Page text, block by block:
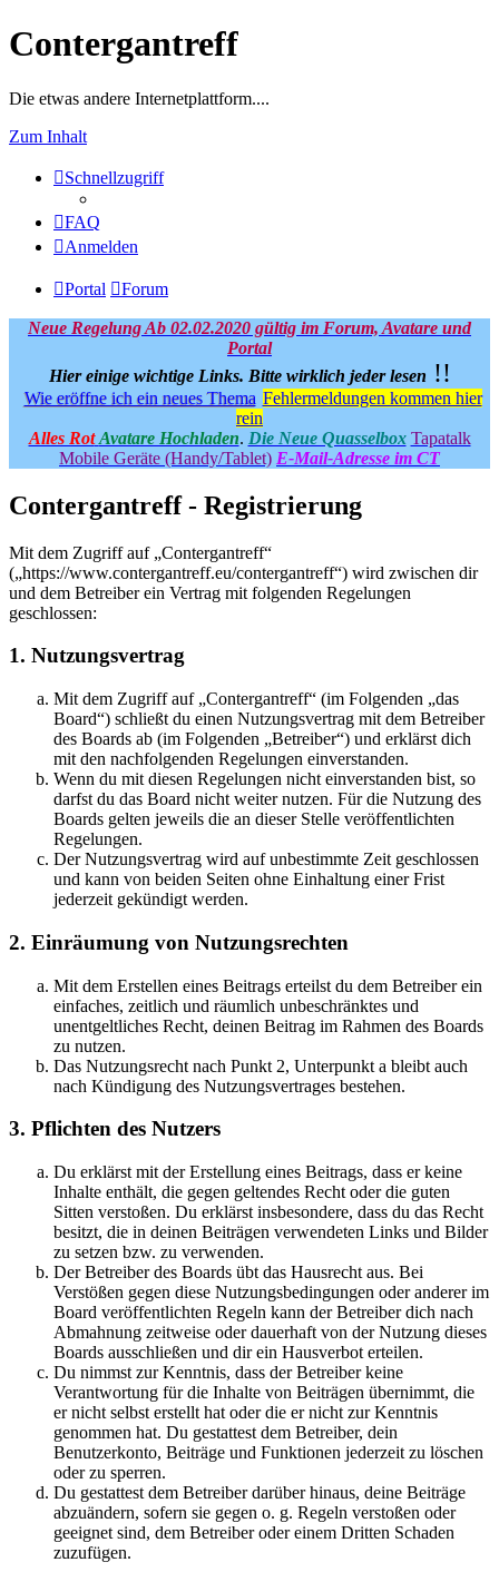
Contergantreff
Die etwas andere Internetplattform....
Zum Inhalt
Schnellzugriff
FAQ
Anmelden
Portal Forum
Neue Regelung Ab 02.02.2020 gültig im Forum, Avatare und
Portal
Hier einige wichtige Links. Bitte wirklich jeder lesen !!
Wie eröffne ich ein neues Thema Fehlermeldungen kommen hier
rein
Alles Rot Avatare Hochladen. Die Neue Quasselbox Tapatalk
Mobile Geräte (Handy/Tablet) E-Mail-Adresse im CT
Contergantreff - Registrierung
Mit dem Zugriff auf „Contergantreff“
(„https://www.contergantreff.eu/contergantreff“) wird zwischen dir
und dem Betreiber ein Vertrag mit folgenden Regelungen
geschlossen:
1. Nutzungsvertrag
Mit dem Zugriff auf „Contergantreff“ (im Folgenden „das
Board“) schließt du einen Nutzungsvertrag mit dem Betreiber
des Boards ab (im Folgenden „Betreiber“) und erklärst dich
mit den nachfolgenden Regelungen einverstanden.
Wenn du mit diesen Regelungen nicht einverstanden bist, so
darfst du das Board nicht weiter nutzen. Für die Nutzung des
Boards gelten jeweils die an dieser Stelle veröffentlichten
Regelungen.
Der Nutzungsvertrag wird auf unbestimmte Zeit geschlossen
und kann von beiden Seiten ohne Einhaltung einer Frist
jederzeit gekündigt werden.
2. Einräumung von Nutzungsrechten
Mit dem Erstellen eines Beitrags erteilst du dem Betreiber ein
einfaches, zeitlich und räumlich unbeschränktes und
unentgeltliches Recht, deinen Beitrag im Rahmen des Boards
zu nutzen.
Das Nutzungsrecht nach Punkt 2, Unterpunkt a bleibt auch
nach Kündigung des Nutzungsvertrages bestehen.
3. Pflichten des Nutzers
Du erklärst mit der Erstellung eines Beitrags, dass er keine
Inhalte enthält, die gegen geltendes Recht oder die guten
Sitten verstoßen. Du erklärst insbesondere, dass du das Recht
besitzt, die in deinen Beiträgen verwendeten Links und Bilder
zu setzen bzw. zu verwenden.
Der Betreiber des Boards übt das Hausrecht aus. Bei
Verstößen gegen diese Nutzungsbedingungen oder anderer im
Board veröffentlichten Regeln kann der Betreiber dich nach
Abmahnung zeitweise oder dauerhaft von der Nutzung dieses
Boards ausschließen und dir ein Hausverbot erteilen.
Du nimmst zur Kenntnis, dass der Betreiber keine
Verantwortung für die Inhalte von Beiträgen übernimmt, die
er nicht selbst erstellt hat oder die er nicht zur Kenntnis
genommen hat. Du gestattest dem Betreiber, dein
Benutzerkonto, Beiträge und Funktionen jederzeit zu löschen
oder zu sperren.
Du gestattest dem Betreiber darüber hinaus, deine Beiträge
abzuändern, sofern sie gegen o. g. Regeln verstoßen oder
geeignet sind, dem Betreiber oder einem Dritten Schaden
zuzufügen.